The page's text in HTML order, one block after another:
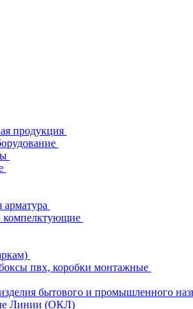
продукция
компелктующие
пвх, коробки монтажные
бытового и промышленного
Линии (ОКЛ)